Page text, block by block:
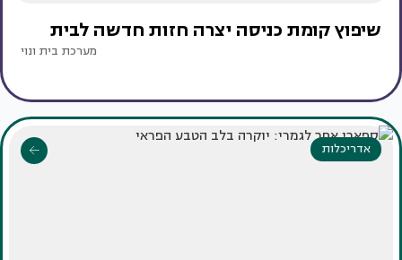
שיפוץ קומת כניסה יצרה חזות חדשה לבית
מערכת בית ונוי
אדריכלות